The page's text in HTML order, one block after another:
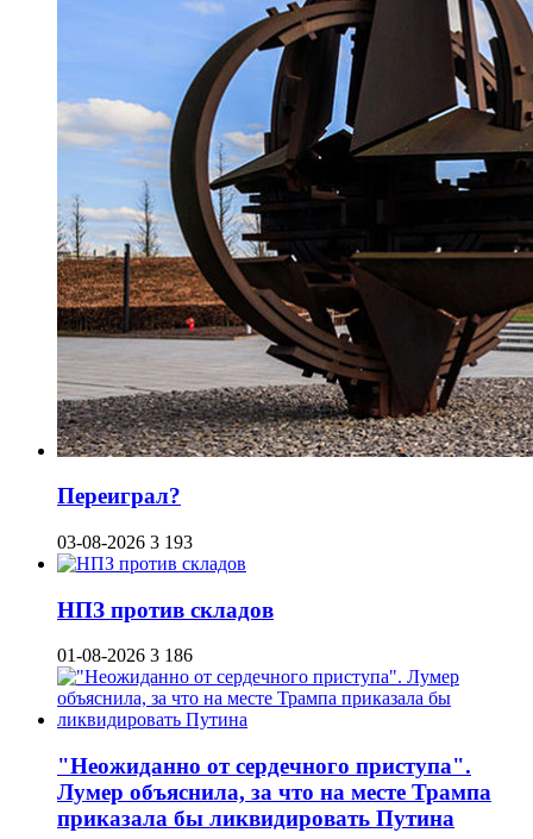
Переиграл?
03-08-2026 3 193
НПЗ против складов
01-08-2026 3 186
"Неожиданно от сердечного приступа".
Лумер объяснила, за что на месте Трампа
приказала бы ликвидировать Путина